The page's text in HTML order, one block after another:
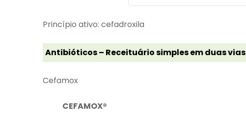
por:
Princípio ativo: cefadroxila
Antibióticos – Receituário simples em duas vias
Cefamox
CEFAMOX®